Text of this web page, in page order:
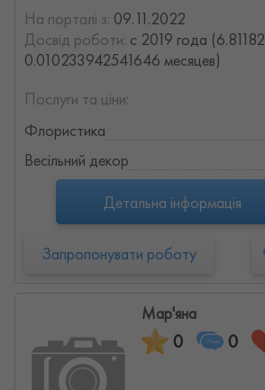
На порталі з: 09.11.2022
Досвід роботи: с 2019 года
0.010233942541646 месяцев)
Послуги та ціни:
Флористика
Весільний декор
Детальна інформація
Запропонувати роботу
Мар'яна
0 0